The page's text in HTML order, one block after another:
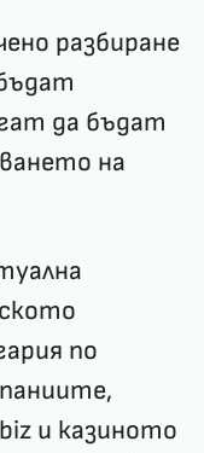
разбиране
да бъдат
на
по
и казиното